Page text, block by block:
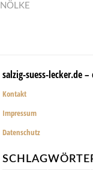
NÖLKE
salzig-suess-lecker.de
Kontakt
Impressum
Datenschutz